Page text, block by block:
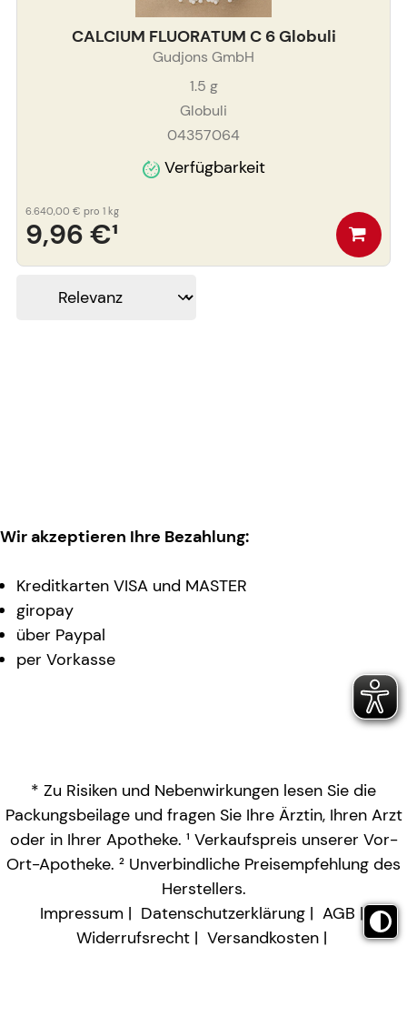
CALCIUM FLUORATUM C 6 Globuli
Gudjons GmbH
1.5 g
Globuli
04357064
Verfügbarkeit
9,96 €¹
6.640,00 € pro 1 kg
Wir akzeptieren Ihre Bezahlung:
Kreditkarten VISA und MASTER
giropay
über Paypal
per Vorkasse
* Zu Risiken und Nebenwirkungen lesen Sie die
Packungsbeilage und fragen Sie Ihre Ärztin, Ihren Arzt
oder in Ihrer Apotheke. ¹ Verkaufspreis unserer Vor-
Ort-Apotheke. ² Unverbindliche Preisempfehlung des
Herstellers.
Impressum
Datenschutzerklärung
AGB
Widerrufsrecht
Versandkosten